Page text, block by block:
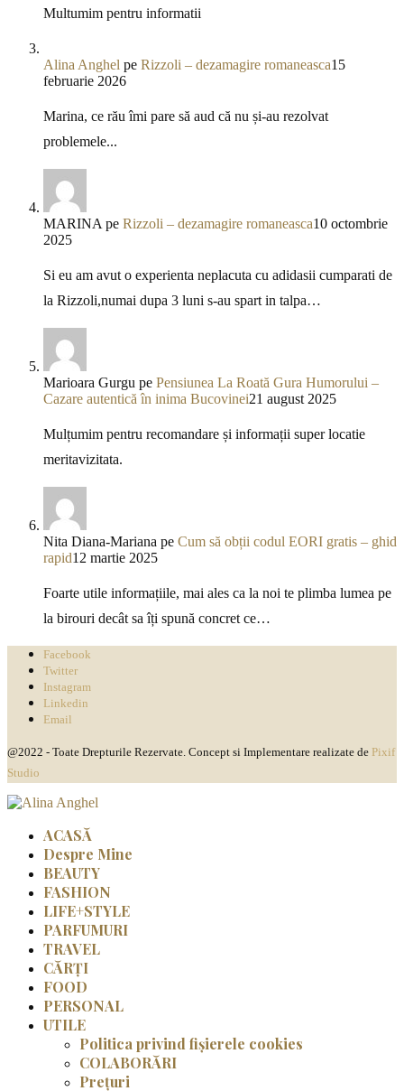
Multumim pentru informatii
Alina Anghel pe Rizzoli – dezamagire romaneasca15
februarie 2026
Marina, ce rău îmi pare să aud că nu și-au rezolvat
problemele...
MARINA pe Rizzoli – dezamagire romaneasca10 octombrie
2025
Si eu am avut o experienta neplacuta cu adidasii cumparati de
la Rizzoli,numai dupa 3 luni s-au spart in talpa…
Marioara Gurgu pe Pensiunea La Roată Gura Humorului –
Cazare autentică în inima Bucovinei21 august 2025
Mulțumim pentru recomandare și informații super locatie
meritavizitata.
Nita Diana-Mariana pe Cum să obții codul EORI gratis – ghid
rapid12 martie 2025
Foarte utile informațiile, mai ales ca la noi te plimba lumea pe
la birouri decât sa îți spună concret ce…
Facebook
Twitter
Instagram
Linkedin
Email
@2022 - Toate Drepturile Rezervate. Concept si Implementare realizate de Pixif
Studio
ACASĂ
Despre Mine
BEAUTY
FASHION
LIFE+STYLE
PARFUMURI
TRAVEL
CĂRȚI
FOOD
PERSONAL
UTILE
Politica privind fișierele cookies
COLABORĂRI
Prețuri